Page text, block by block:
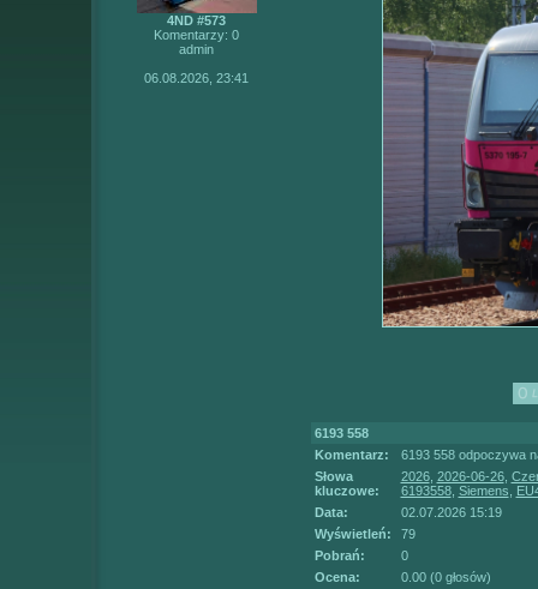
4ND #573
Komentarzy: 0
admin
06.08.2026, 23:41
6193 558
Komentarz:
6193 558 odpoczywa
Słowa
kluczowe:
2026, 2026-06-26,
6193558, Siemens
Data:
02.07.2026 15:19
Wyświetleń:
79
Pobrań:
0
Ocena:
0.00 (0 głosów)